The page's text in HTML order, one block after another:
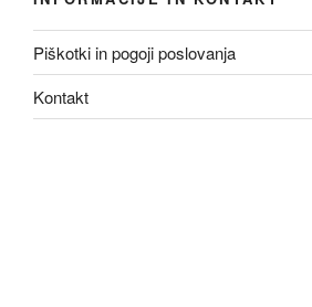
Piškotki in pogoji poslovanja
Kontakt